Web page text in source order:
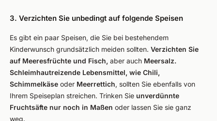
3. Verzichten Sie unbedingt auf folgende Speisen
Es gibt ein paar Speisen, die Sie bei bestehendem
Kinderwunsch grundsätzlich meiden sollten. Verzichten Sie
auf Meeresfrüchte und Fisch, aber auch Meersalz.
Schleimhautreizende Lebensmittel, wie Chili,
Schimmelkäse oder Meerrettich, sollten Sie ebenfalls von
Ihrem Speiseplan streichen. Trinken Sie unverdünnte
Fruchtsäfte nur noch in Maßen oder lassen Sie sie ganz
weg.